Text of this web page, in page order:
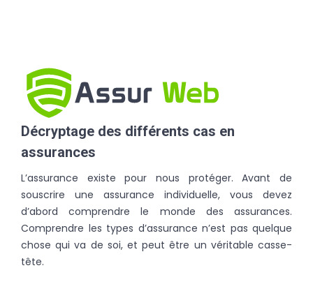
Décryptage des différents cas en
assurances
L’assurance existe pour nous protéger. Avant de
souscrire une assurance individuelle, vous devez
d’abord comprendre le monde des assurances.
Comprendre les types d’assurance n’est pas quelque
chose qui va de soi, et peut être un véritable casse-
tête.